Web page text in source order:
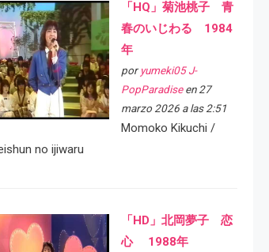
「HQ」菊池桃子 青
春のいじわる 1984
年
por yumeki05 J-
PopParadiseen 27
marzo 2026 a las 2:51
Momoko Kikuchi /
no ijiwaru
「HD」北岡夢子 恋
心 1988年